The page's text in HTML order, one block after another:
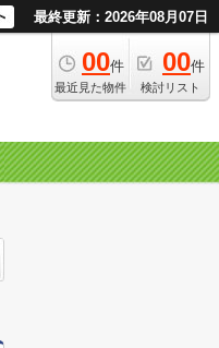
最終更新：2026年08月07日
00件
最近見た物件
00件
検討リスト